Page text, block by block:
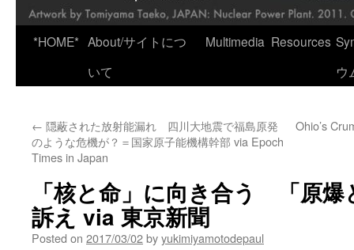
*HOME* About/サイトにつ
いて
Multimedia Resources
ウ
← 隠蔽された放射能漏れ 四川大地震で福島原発
のような危機が？＝国家原子能機構幹部 via Epoch
Times in Japan
Ohio’s
「核と命」に向き合う 「原
訴え via 東京新聞
Posted on 2017/03/02byyukimiyamotodepaul